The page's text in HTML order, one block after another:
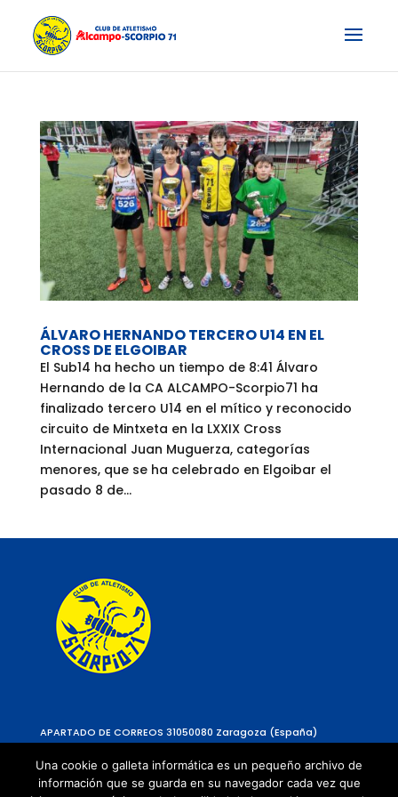
ÁLVARO HERNANDO TERCERO U14 EN EL
CROSS DE ELGOIBAR
El Sub14 ha hecho un tiempo de 8:41 Álvaro
Hernando de la CA ALCAMPO-Scorpio71 ha
finalizado tercero U14 en el mítico y reconocido
circuito de Mintxeta en la LXXIX Cross
Internacional Juan Muguerza, categorías
menores, que se ha celebrado en Elgoibar el
pasado 8 de...
APARTADO DE CORREOS 31050080 Zaragoza (España)
Una cookie o galleta informática es un pequeño archivo de
información que se guarda en su navegador cada vez que